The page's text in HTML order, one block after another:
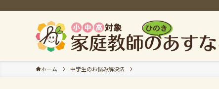
ホーム 中学生のお悩み解決法